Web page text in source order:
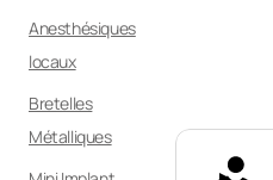
Anesthésiques
locaux
Bretelles
Métalliques